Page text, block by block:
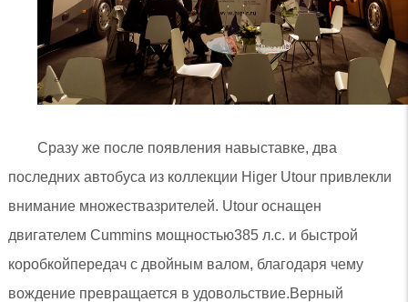
Сразу же после появления навыставке, два
последних автобуса из коллекции Higer Utour привлекли
внимание множествазрителей. Utour оснащен
двигателем Cummins мощностью385 л.с. и быстрой
коробкойпередач с двойным валом, благодаря чему
вождение превращается в удовольствие.Верный